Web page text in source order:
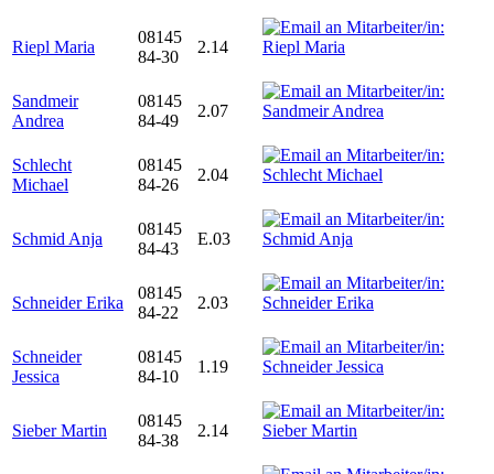
Riepl Maria
08145
84-30
2.14
Sandmeir
Andrea
08145
84-49
2.07
Schlecht
Michael
08145
84-26
2.04
Schmid Anja
08145
84-43
E.03
Schneider Erika
08145
84-22
2.03
Schneider
Jessica
08145
84-10
1.19
Sieber Martin
08145
84-38
2.14